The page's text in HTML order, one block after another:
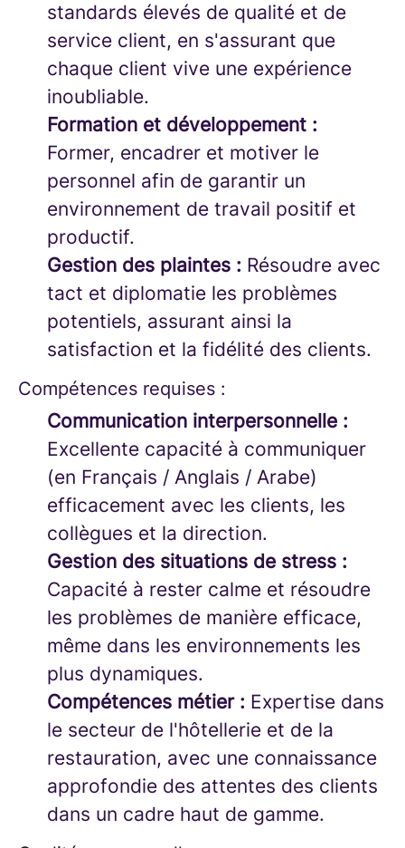
standards élevés de qualité et de
service client, en s'assurant que
chaque client vive une expérience
inoubliable.
Formation et développement :
Former, encadrer et motiver le
personnel afin de garantir un
environnement de travail positif et
productif.
Gestion des plaintes : Résoudre avec
tact et diplomatie les problèmes
potentiels, assurant ainsi la
satisfaction et la fidélité des clients.
Compétences requises :
Communication interpersonnelle :
Excellente capacité à communiquer
(en Français / Anglais / Arabe)
efficacement avec les clients, les
collègues et la direction.
Gestion des situations de stress :
Capacité à rester calme et résoudre
les problèmes de manière efficace,
même dans les environnements les
plus dynamiques.
Compétences métier : Expertise dans
le secteur de l'hôtellerie et de la
restauration, avec une connaissance
approfondie des attentes des clients
dans un cadre haut de gamme.